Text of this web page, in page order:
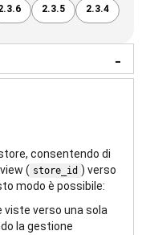
2.3.5 2.3.4
consentendo di
( store_id ) verso
modo è possibile:
verso una sola
la gestione